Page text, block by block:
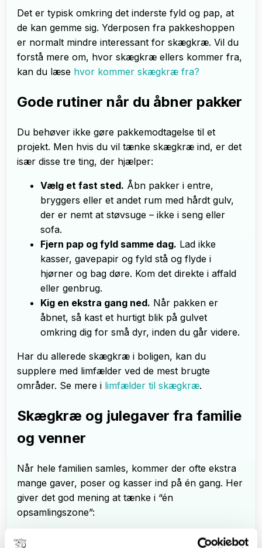
Det er typisk omkring det inderste fyld og pap, at
de kan gemme sig. Yderposen fra pakkeshoppen
er normalt mindre interessant for skægkræ. Vil du
forstå mere om, hvor skægkræ ellers kommer fra,
kan du læse hvor kommer skægkræ fra?
Gode rutiner når du åbner pakker
Du behøver ikke gøre pakkemodtagelse til et
projekt. Men hvis du vil tænke skægkræ ind, er det
især disse tre ting, der hjælper:
Vælg et fast sted. Åbn pakker i entre,
bryggers eller et andet rum med hårdt gulv,
der er nemt at støvsuge – ikke i seng eller
sofa.
Fjern pap og fyld samme dag. Lad ikke
kasser, gavepapir og fyld stå og flyde i
hjørner og bag døre. Kom det direkte i affald
eller genbrug.
Kig en ekstra gang ned. Når pakken er
åbnet, så kast et hurtigt blik på gulvet
omkring dig for små dyr, inden du går videre.
Har du allerede skægkræ i boligen, kan du
supplere med limfælder ved de mest brugte
områder. Se mere i limfælder til skægkræ.
Skægkræ og julegaver fra familie
og venner
Når hele familien samles, kommer der ofte ekstra
mange gaver, poser og kasser ind på én gang. Her
giver det god mening at tænke i “én
opsamlingszone”:
lad brugt gavepapir og pap ende samme sted